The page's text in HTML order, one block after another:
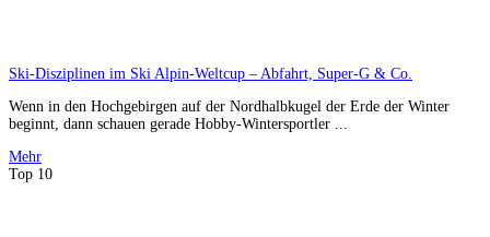
Ski-Disziplinen im Ski Alpin-Weltcup – Abfahrt, Super-G & Co.
Wenn in den Hochgebirgen auf der Nordhalbkugel der Erde der Winter
beginnt, dann schauen gerade Hobby-Wintersportler ...
Mehr
Top 10